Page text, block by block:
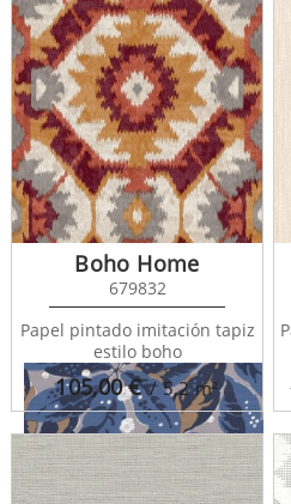
Five OClock 85796472
Five OClock 85796697
105,00€ / 5,2m²
Boho Home
679832
Papel pintado imitación tapiz
estilo boho